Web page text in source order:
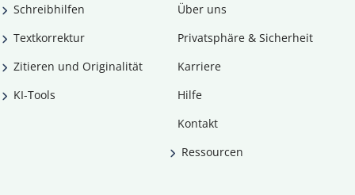
Schreibhilfen
Textkorrektur
Zitieren und Originalität
KI-Tools
Über uns
Privatsphäre & Sicherheit
Karriere
Hilfe
Kontakt
Ressourcen